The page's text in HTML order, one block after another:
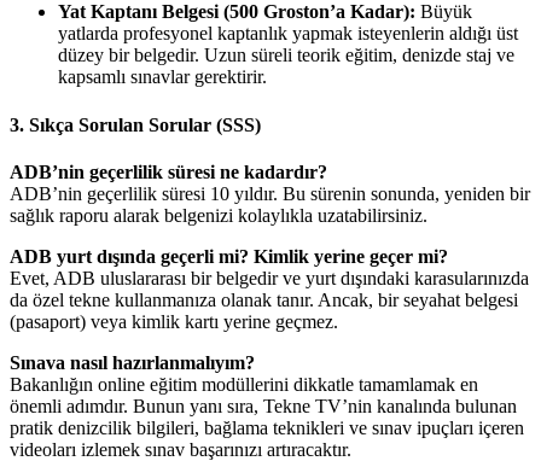
Yat Kaptanı Belgesi (500 Groston’a Kadar): Büyük
yatlarda profesyonel kaptanlık yapmak isteyenlerin aldığı üst
düzey bir belgedir. Uzun süreli teorik eğitim, denizde staj ve
kapsamlı sınavlar gerektirir.
3. Sıkça Sorulan Sorular (SSS)
ADB’nin geçerlilik süresi ne kadardır?
ADB’nin geçerlilik süresi 10 yıldır. Bu sürenin sonunda, yeniden bir
sağlık raporu alarak belgenizi kolaylıkla uzatabilirsiniz.
ADB yurt dışında geçerli mi? Kimlik yerine geçer mi?
Evet, ADB uluslararası bir belgedir ve yurt dışındaki karasularınızda
da özel tekne kullanmanıza olanak tanır. Ancak, bir seyahat belgesi
(pasaport) veya kimlik kartı yerine geçmez.
Sınava nasıl hazırlanmalıyım?
Bakanlığın online eğitim modüllerini dikkatle tamamlamak en
önemli adımdır. Bunun yanı sıra, Tekne TV’nin kanalında bulunan
pratik denizcilik bilgileri, bağlama teknikleri ve sınav ipuçları içeren
videoları izlemek sınav başarınızı artıracaktır.